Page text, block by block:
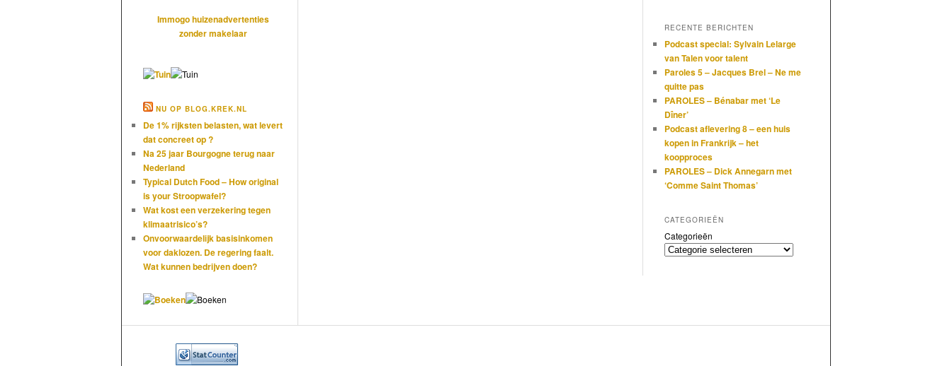
Immogo huizenadvertenties
zonder makelaar
NU OP BLOG.KREK.NL
De 1% rijksten belasten, wat levert
dat concreet op ?
Na 25 jaar Bourgogne terug naar
Nederland
Typical Dutch Food – How original
is your Stroopwafel?
Wat kost een verzekering tegen
klimaatrisico’s?
Onvoorwaardelijk basisinkomen
voor daklozen. De regering faalt.
Wat kunnen bedrijven doen?
RECENTE BERICHTEN
Podcast special: Sylvain Lelarge
van Talen voor talent
Paroles 5 – Jacques Brel – Ne me
quitte pas
PAROLES – Bénabar met ‘Le
Dîner’
Podcast aflevering 8 – een huis
kopen in Frankrijk – het
koopproces
PAROLES – Dick Annegarn met
‘Comme Saint Thomas’
CATEGORIEËN
Categorieën